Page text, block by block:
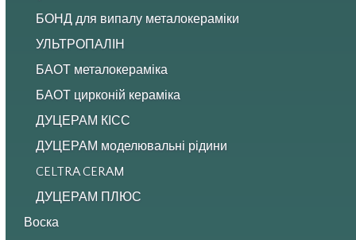
БОНД для випалу металокераміки
УЛЬТРОПАЛІН
БАОТ металокераміка
БАОТ цирконій кераміка
ДУЦЕРАМ КІСС
ДУЦЕРАМ моделювальні рідини
CELTRA CERAM
ДУЦЕРАМ ПЛЮС
Воска